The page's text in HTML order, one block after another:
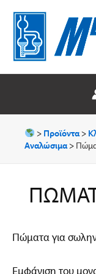
περιεχόμενο
> Προϊόντα>
Αναλώσιμα>
Πώματα για
Εμφάνιση του